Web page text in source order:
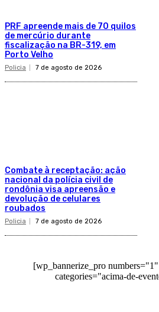
PRF apreende mais de 70 quilos
de mercúrio durante
fiscalização na BR-319, em
Porto Velho
Policia 7 de agosto de 2026
Combate à receptação: ação
nacional da polícia civil de
rondônia visa apreensão e
devolução de celulares
roubados
Policia 7 de agosto de 2026
[wp_bannerize_pro
categories="acima-de-